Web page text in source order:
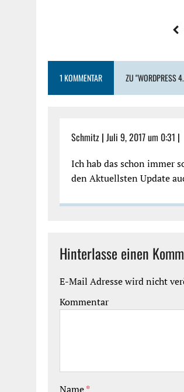
1 KOMMENTAR ZU "WORDPRESS
Schmitz | Juli 9, 2017 um 0:31 |
Ich hab das schon immer
den Aktuellsten Update
Hinterlasse einen
E-Mail Adresse wird nicht
Kommentar
Name*